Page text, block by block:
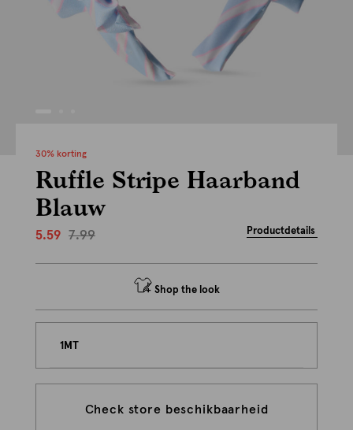
30% korting
Ruffle Stripe Haarband
Blauw
5.59 7.99 Productdetails
Shop the look
1MT
Check store beschikbaarheid